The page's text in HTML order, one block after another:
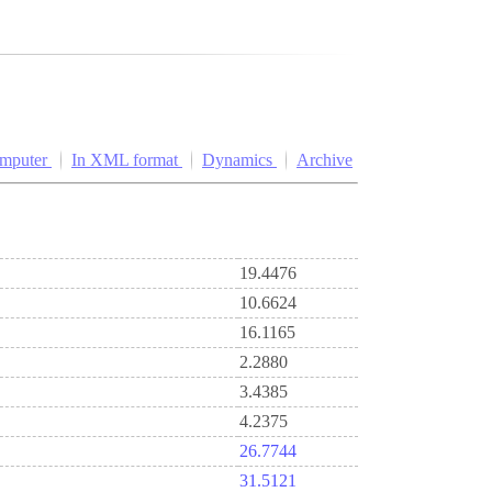
In XML format Dynamics Archive
19.4476
10.6624
16.1165
2.2880
3.4385
4.2375
26.7744
31.5121